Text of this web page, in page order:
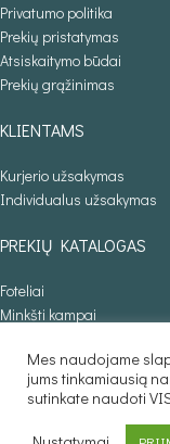
Privatumo politika
Prekių pristatymas
Atsiskaitymo būdai
Prekių grąžinimas
KLIENTAMS
Kurjerio užsakymas
Individualus užsakymas
PREKIŲ KATALOGAS
Foteliai
Minkšti kampai
Sofos lovos
Stalai
Mes naudojame
jums tinkamiausią
sutinkate naudoti